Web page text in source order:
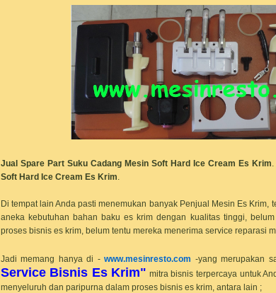
Jual Spare Part Suku Cadang Mesin Soft Hard Ice Cream Es Krim
Soft Hard Ice Cream Es Krim
Di tempat lain Anda pasti menemukan banyak Penjual Mesin Es Krim,
aneka kebutuhan bahan baku es krim dengan kualitas tinggi,
proses bisnis es krim, belum tentu mereka menerima service reparasi
Jadi memang hanya di -www.mesinresto.com -yang merupakan
Service Bisnis Es Krim" mitra bisnis terpercaya untuk
menyeluruh dan paripurna dalam proses bisnis es krim, antara lain ;